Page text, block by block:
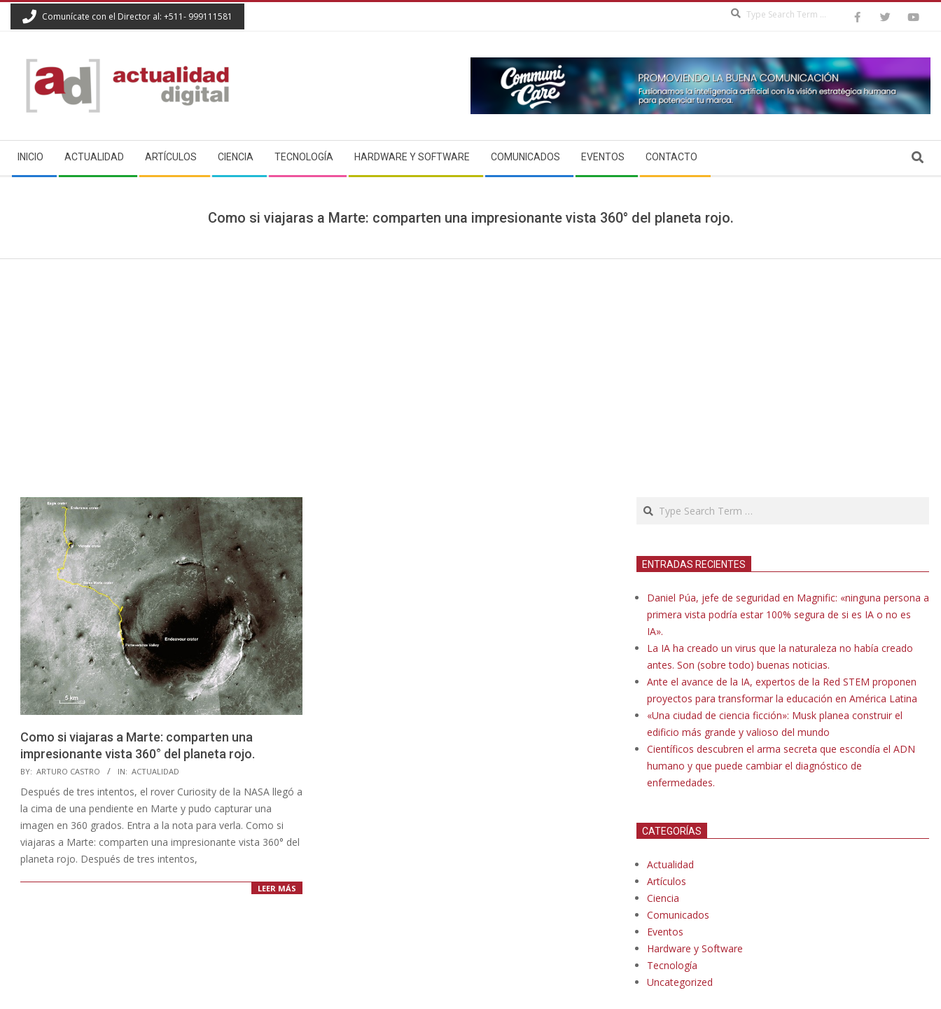
Comunícate con el Director al: +511- 999111581
ACTUALIDAD
DIGITAL
Navigation
Menu
INICIO ACTUALIDAD ARTÍCULOS CIENCIA TECNOLOGÍA HARDWARE Y SOFTWARE COMUNICADOS EVENTOS CONTACTO Search
Como si viajaras a Marte: comparten una impresionante vista 360° del planeta rojo.
Como si viajaras a Marte: comparten una
impresionante vista 360° del planeta rojo.
2023-
10-
06
BY: ARTURO CASTRO IN: ACTUALIDAD
Después de tres intentos, el rover Curiosity de la NASA llegó a
la cima de una pendiente en Marte y pudo capturar una
imagen en 360 ​​grados. Entra a la nota para verla. Como si
viajaras a Marte: comparten una impresionante vista 360° del
planeta rojo. Después de tres intentos,
LEER MÁS
Search
ENTRADAS RECIENTES
Daniel Púa, jefe de seguridad en Magnific: «ninguna persona a
primera vista podría estar 100% segura de si es IA o no es
IA».
La IA ha creado un virus que la naturaleza no había creado
antes. Son (sobre todo) buenas noticias.
Ante el avance de la IA, expertos de la Red STEM proponen
proyectos para transformar la educación en América Latina
«Una ciudad de ciencia ficción»: Musk planea construir el
edificio más grande y valioso del mundo
Científicos descubren el arma secreta que escondía el ADN
humano y que puede cambiar el diagnóstico de
enfermedades.
CATEGORÍAS
Actualidad
Artículos
Ciencia
Comunicados
Eventos
Hardware y Software
Tecnología
Uncategorized